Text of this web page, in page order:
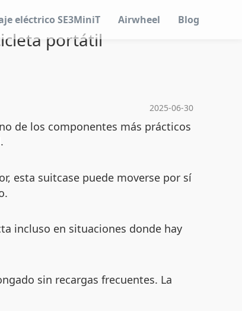
eléctrico SE3MiniT Airwheel Blog
portátil
2025-06-30
de los componentes más prácticos
esta suitcase puede moverse por sí
incluso en situaciones donde hay
sin recargas frecuentes. La